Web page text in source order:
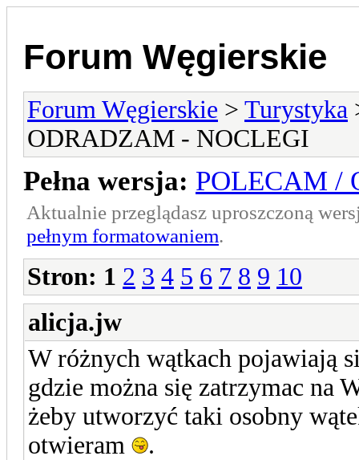
Forum Węgierskie
Forum Węgierskie > Turystyka
ODRADZAM - NOCLEGI
Pełna wersja: POLECAM /
Aktualnie przeglądasz uproszczoną
pełnym formatowaniem.
Stron: 1 2 3 4 5 6 7 8 9 10
alicja.jw
W różnych wątkach pojawiają
gdzie można się zatrzymac na
żeby utworzyć taki osobny
otwieram
.